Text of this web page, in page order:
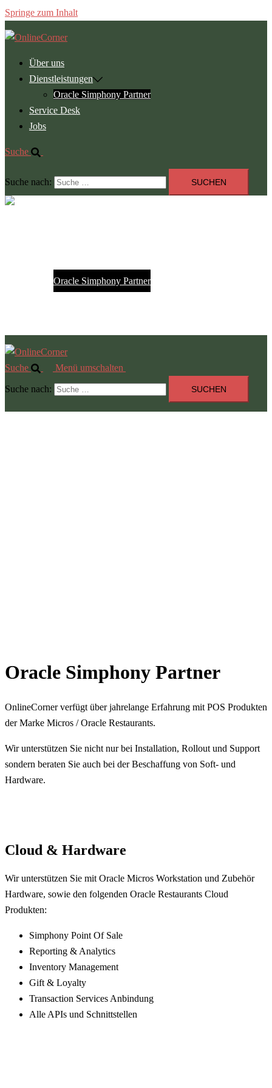
Springe zum Inhalt
Über uns
Dienstleistungen
Oracle Simphony Partner
Service Desk
Jobs
Suche
Suche nach:
Oracle Simphony Partner
Suche Menü umschalten
Suche nach:
Oracle Simphony Partner
OnlineCorner verfügt über jahrelange Erfahrung mit POS Produkten
der Marke Micros / Oracle Restaurants.
Wir unterstützen Sie nicht nur bei Installation, Rollout und Support
sondern beraten Sie auch bei der Beschaffung von Soft- und
Hardware.
Cloud & Hardware
Wir unterstützen Sie mit Oracle Micros Workstation und Zubehör
Hardware, sowie den folgenden Oracle Restaurants Cloud
Produkten:
Simphony Point Of Sale
Reporting & Analytics
Inventory Management
Gift & Loyalty
Transaction Services Anbindung
Alle APIs und Schnittstellen